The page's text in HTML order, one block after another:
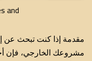
and
مقدمة إذا كنت تبحث عن
مشروعك الخارجي، فإن